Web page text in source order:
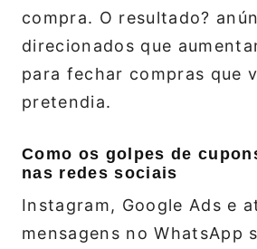
compra. O resultado?
direcionados que
para fechar compras que
pretendia.
Como os golpes de
nas redes sociais
Instagram, Google Ads e
mensagens no WhatsApp